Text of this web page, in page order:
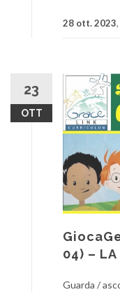
28 ott. 2023,
23
OTT
04) – LA
Guarda /